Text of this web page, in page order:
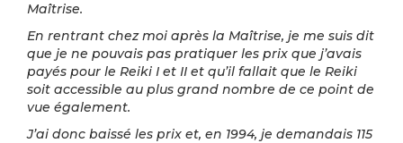
Maîtrise.
En rentrant chez moi après la Maîtrise, je me suis dit
que je ne pouvais pas pratiquer les prix que j’avais
payés pour le Reiki I et II et qu’il fallait que le Reiki
soit accessible au plus grand nombre de ce point de
vue également.
J’ai donc baissé les prix et, en 1994, je demandais 115